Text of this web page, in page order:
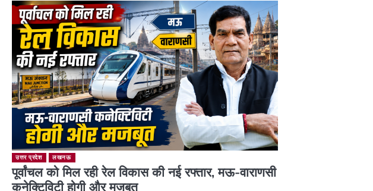
उत्तर प्रदेश लखनऊ
पूर्वांचल को मिल रही रेल विकास की नई रफ्तार, मऊ-वाराणसी
कनेक्टिविटी होगी और मजबूत